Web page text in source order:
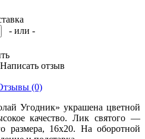
- или -
Написать отзыв
(0)
Угодник» украшена цветной
качество. Лик святого —
размера, 16х20. На оборотной